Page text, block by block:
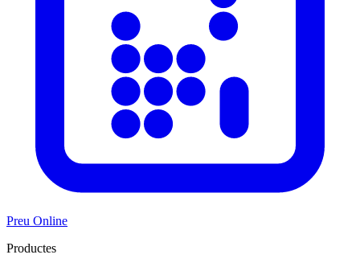
Preu Online
Productes